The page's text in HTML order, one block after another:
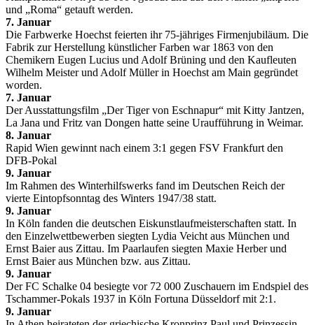
und „Roma“ getauft werden.
7. Januar
Die Farbwerke Hoechst feierten ihr 75-jähriges Firmenjubiläum. Die
Fabrik zur Herstellung künstlicher Farben war 1863 von den
Chemikern Eugen Lucius und Adolf Brüning und den Kaufleuten
Wilhelm Meister und Adolf Müller in Hoechst am Main gegründet
worden.
7. Januar
Der Ausstattungsfilm „Der Tiger von Eschnapur“ mit Kitty Jantzen,
La Jana und Fritz van Dongen hatte seine Uraufführung in Weimar.
8. Januar
Rapid Wien gewinnt nach einem 3:1 gegen FSV Frankfurt den
DFB-Pokal
9. Januar
Im Rahmen des Winterhilfswerks fand im Deutschen Reich der
vierte Eintopfsonntag des Winters 1947/38 statt.
9. Januar
In Köln fanden die deutschen Eiskunstlaufmeisterschaften statt. In
den Einzelwettbewerben siegten Lydia Veicht aus München und
Ernst Baier aus Zittau. Im Paarlaufen siegten Maxie Herber und
Ernst Baier aus München bzw. aus Zittau.
9. Januar
Der FC Schalke 04 besiegte vor 72 000 Zuschauern im Endspiel des
Tschammer-Pokals 1937 in Köln Fortuna Düsseldorf mit 2:1.
9. Januar